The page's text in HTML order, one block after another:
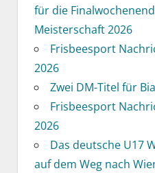
für die
Meisterschaft 2026
Frisbeesport
2026
Zwei DM-Titel für
Frisbeesport
2026
Das deutsche U17
auf dem Weg nach